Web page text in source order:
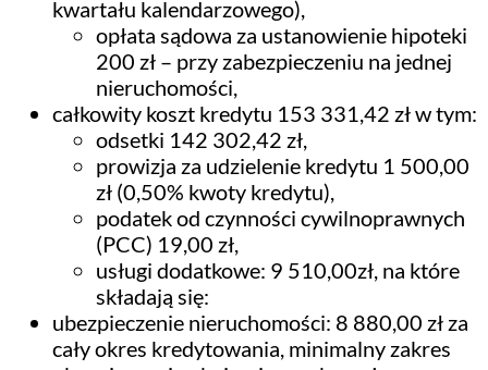
kwartału kalendarzowego),
opłata sądowa za ustanowienie hipoteki
200 zł – przy zabezpieczeniu na jednej
nieruchomości,
całkowity koszt kredytu 153 331,42 zł w tym:
odsetki 142 302,42 zł,
prowizja za udzielenie kredytu 1 500,00
zł (0,50% kwoty kredytu),
podatek od czynności cywilnoprawnych
(PCC) 19,00 zł,
usługi dodatkowe: 9 510,00zł, na które
składają się:
ubezpieczenie nieruchomości: 8 880,00 zł za
cały okres kredytowania, minimalny zakres